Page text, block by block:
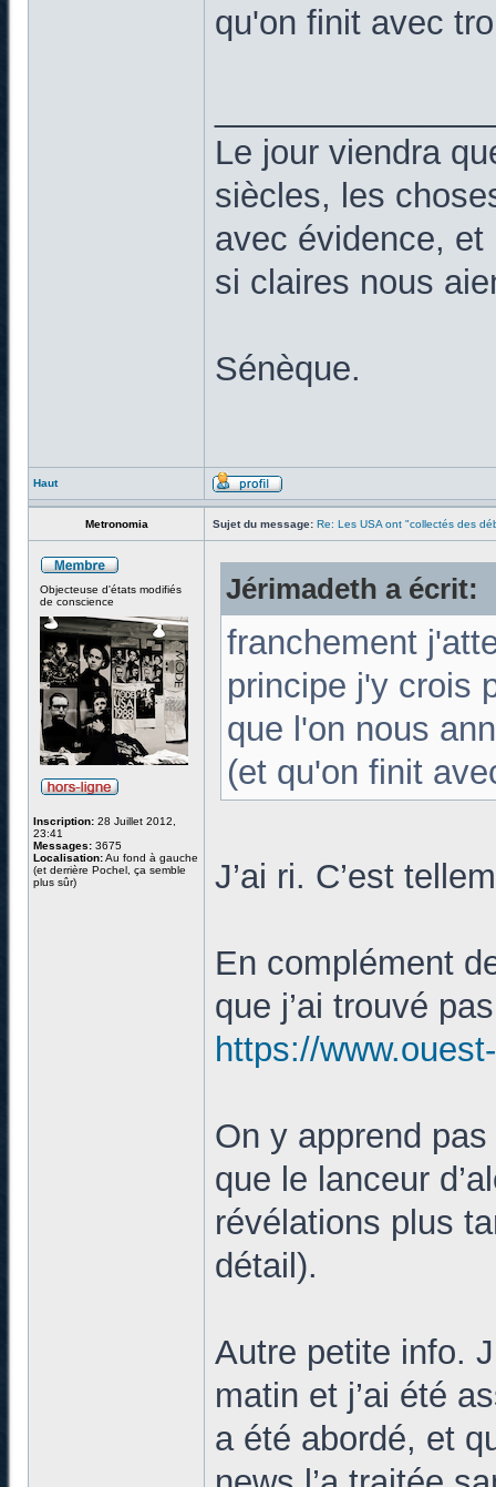
qu'on finit avec
Le jour viendra
siècles, les
avec évidence,
si claires nous
Sénèque.
Haut
Metronomia Sujet du message: Re: Les USA ont "collectés des
Objecteuse d'états modifiés
de conscience
Inscription: 28 Juillet 2012,
23:41
Messages: 3675
Localisation:Au fond à gauche
(et derrière Pochel, ça semble
plus sûr)
Jérimadeth a écrit:
franchement
principe j'y crois
que l'on nous
(et qu'on finit
J’ai ri. C’est
En complément
que j’ai trouvé
https://
On y apprend
que le lanceur
révélations plus
détail).
Autre petite info.
matin et j’ai été
a été abordé, et